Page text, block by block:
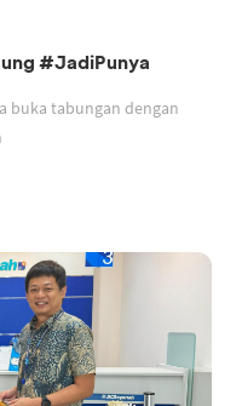
#JadiPunya
buka tabungan dengan